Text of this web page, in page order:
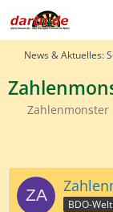
News & Aktuelles:
Zahlenmonster
BDO-